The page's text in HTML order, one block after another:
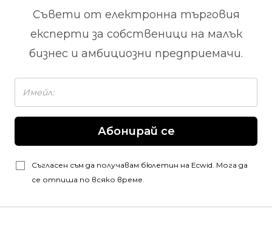
Съвети от електронна търговия
експерти за собственици на малък
бизнес и амбициозни предприемачи.
Абонирай се
Съгласен съм да получавам бюлетин на Ecwid. Мога да
се отпиша по всяко време.